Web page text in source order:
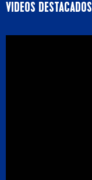
VIDEOS DESTACADOS